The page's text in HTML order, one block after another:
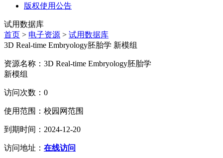
版权使用公告
试用数据库
首页 > 电子资源 > 试用数据库
3D Real-time Embryology胚胎学 新模组
资源名称：3D Real-time Embryology胚胎学
新模组
访问次数：0
使用范围：校园网范围
到期时间：2024-12-20
访问地址： 在线访问